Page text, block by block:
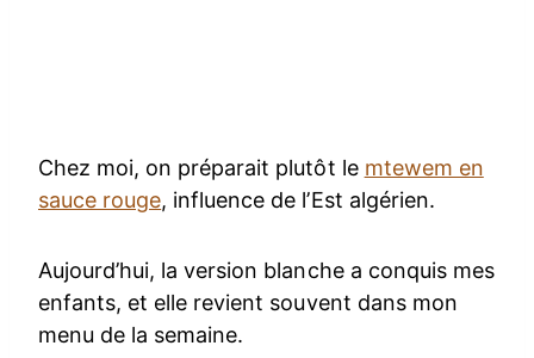
Chez moi, on préparait plutôt le mtewem en
sauce rouge, influence de l’Est algérien.
Aujourd’hui, la version blanche a conquis mes
enfants, et elle revient souvent dans mon
menu de la semaine.